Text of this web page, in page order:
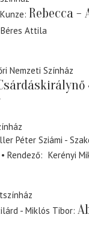
Rebecca -
Béres Attila
Nemzeti Színház
Péter Sziámi -
Rendező
Kerényi
- Miklós Tibor